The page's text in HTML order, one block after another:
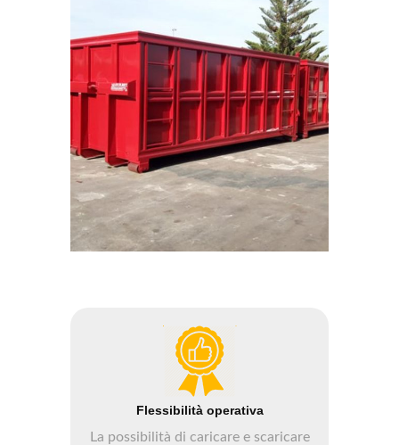
Flessibilità operativa
La possibilità di caricare e scaricare